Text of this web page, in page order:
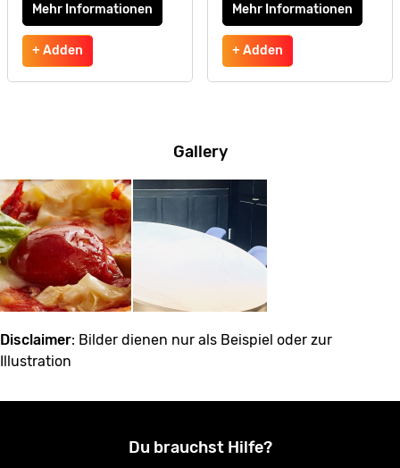
Mehr Informationen
+ Adden
Mehr Informationen
+ Adden
Gallery
Disclaimer: Bilder dienen nur als Beispiel oder zur
Illustration
Du brauchst Hilfe?